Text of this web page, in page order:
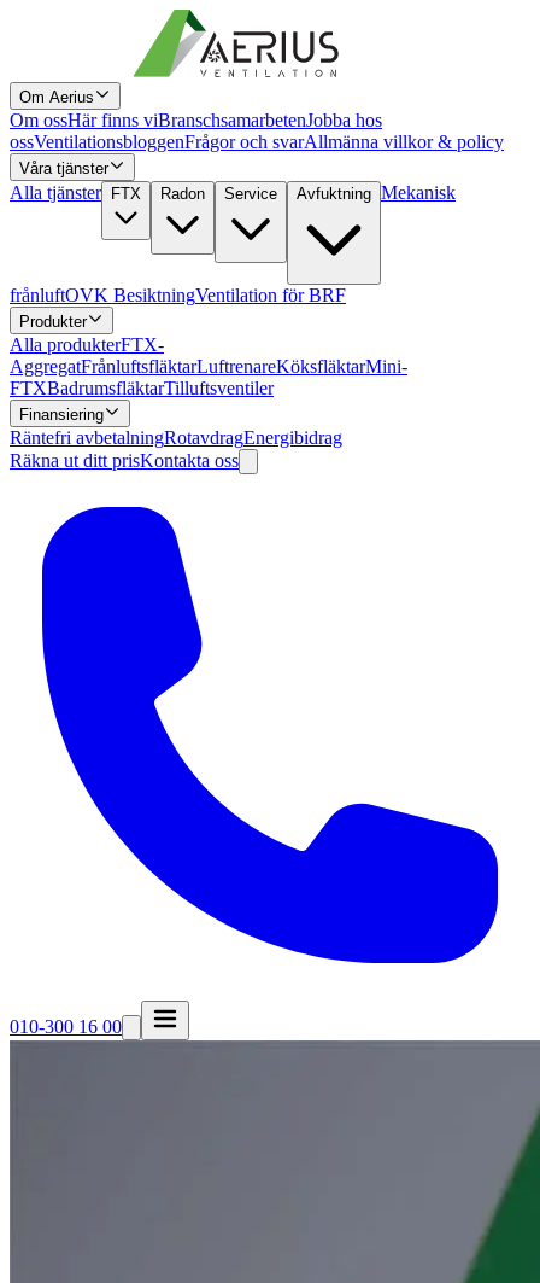
Om Aerius
Om ossHär finns viBranschsamarbetenJobba hos
ossVentilationsbloggenFrågor och svarAllmänna villkor & policy
Våra tjänster
Alla tjänster FTX Radon Service Avfuktning Mekanisk
frånluftOVK BesiktningVentilation för BRF
Produkter
Alla produkterFTX-
AggregatFrånluftsfläktarLuftrenareKöksfläktarMini-
FTXBadrumsfläktarTilluftsventiler
Finansiering
Räntefri avbetalningRotavdragEnergibidrag
Räkna ut ditt prisKontakta oss
010-300 16 00